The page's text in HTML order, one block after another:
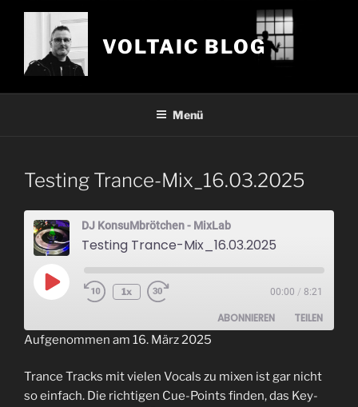
Zum
VOLTAIC BLOG
Menü
Testing Trance-Mix_16.03.2025
DJ KonsuMbrötchen - MixLab
Testing Trance-Mix_16.03.2025
Play
Episode
1x 00:00 / 8:21
ABONNIEREN TEILEN
RSS FEED
LINK
Aufgenommen am 16. März 2025
Trance Tracks mit vielen Vocals zu mixen ist gar nicht
so einfach. Die richtigen Cue-Points finden, das Key-